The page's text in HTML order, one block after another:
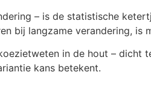
– is de statistische
bij langzame verandering, is
in de hout – dicht
kans betekent.